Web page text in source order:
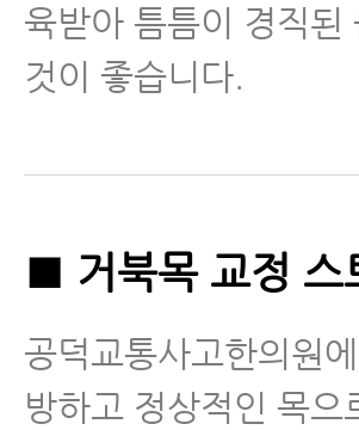
육받아 틈틈이 경직
것이 좋습니다.
■ 거북목 교정 스
공덕교통사고한의원
방하고 정상적인 목